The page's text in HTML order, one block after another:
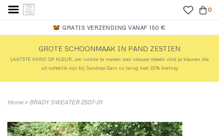
0
GRATIS VERZENDING VANAF 150 €
GROTE SCHOONMAAK IN PAND ZESTIEN
LAATSTE KANS OP KLEUR, om ruimte te maken voor nieuwe ideeën vind je kleuren die
uit collectie zijn bij Sandnes Garn nu terug met 20% korting
Home> BRADY SWEATER 2507-01